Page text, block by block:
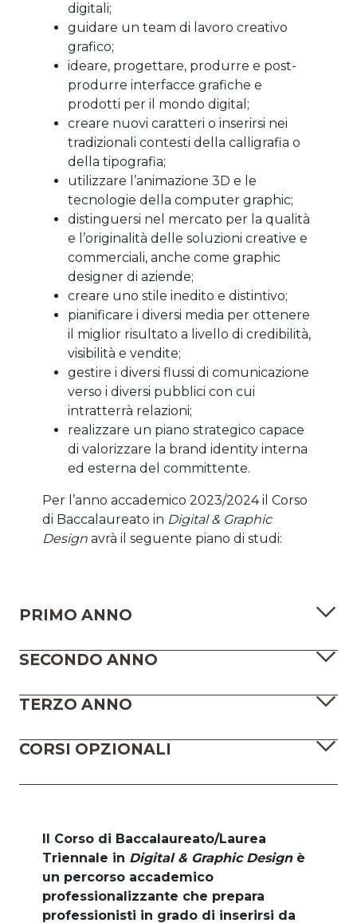
digitali;
guidare un team di lavoro creativo
grafico;
ideare, progettare, produrre e post-
produrre interfacce grafiche e
prodotti per il mondo digital;
creare nuovi caratteri o inserirsi nei
tradizionali contesti della calligrafia o
della tipografia;
utilizzare l’animazione 3D e le
tecnologie della computer graphic;
distinguersi nel mercato per la qualità
e l’originalità delle soluzioni creative e
commerciali, anche come graphic
designer di aziende;
creare uno stile inedito e distintivo;
pianificare i diversi media per ottenere
il miglior risultato a livello di credibilità,
visibilità e vendite;
gestire i diversi flussi di comunicazione
verso i diversi pubblici con cui
intratterrà relazioni;
realizzare un piano strategico capace
di valorizzare la brand identity interna
ed esterna del committente.
Per l’anno accademico 2023/2024 il Corso
di Baccalaureato in Digital & Graphic
Designavrà il seguente piano di studi:
PRIMO ANNO
SECONDO ANNO
TERZO ANNO
CORSI OPZIONALI
Il Corso di Baccalaureato/Laurea
Triennale in Digital & Graphic Designè
un percorso accademico
professionalizzante che prepara
professionisti in grado di inserirsi da